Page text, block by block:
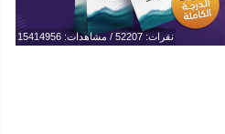
نقرات: 52207 / مشاهدات: 15414956